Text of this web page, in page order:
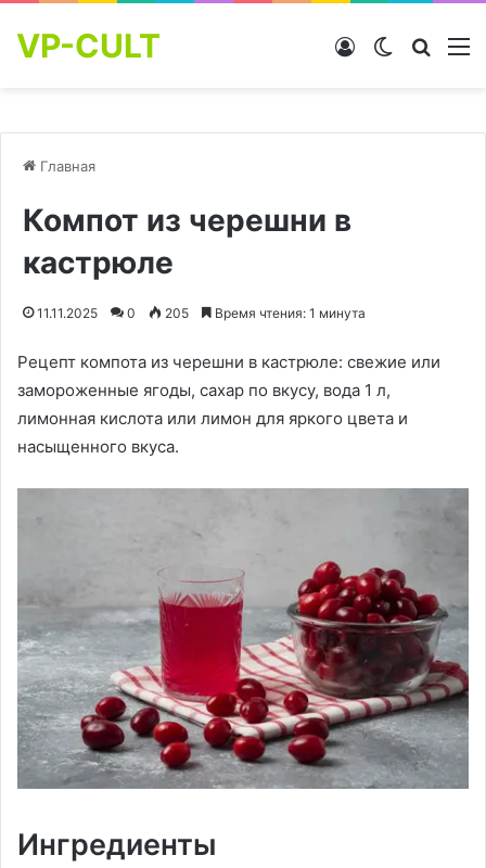
VP-CULT Switch skin
Войти
Главная
Компот из черешни в
кастрюле
11.11.2025 0 205 Время чтения: 1 минута
Рецепт компота из черешни в кастрюле: свежие или
замороженные ягоды, сахар по вкусу, вода 1 л,
лимонная кислота или лимон для яркого цвета и
насыщенного вкуса.
Ингредиенты